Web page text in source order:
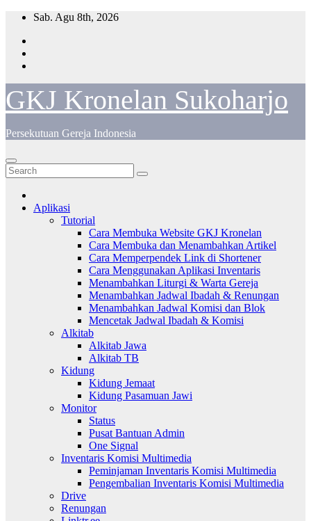
Skip
content
Sab. Agu 8th, 2026
GKJ Kronelan Sukoharjo
Persekutuan Gereja Indonesia
Aplikasi
Tutorial
Cara Membuka Website GKJ Kronelan
Cara Membuka dan Menambahkan Artikel
Cara Memperpendek Link di Shortener
Cara Menggunakan Aplikasi Inventaris
Menambahkan Liturgi & Warta Gereja
Menambahkan Jadwal Ibadah & Renungan
Menambahkan Jadwal Komisi dan Blok
Mencetak Jadwal Ibadah & Komisi
Alkitab
Alkitab Jawa
Alkitab TB
Kidung
Kidung Jemaat
Kidung Pasamuan Jawi
Monitor
Status
Pusat Bantuan Admin
One Signal
Inventaris Komisi Multimedia
Peminjaman Inventaris Komisi Multimedia
Pengembalian Inventaris Komisi Multimedia
Drive
Renungan